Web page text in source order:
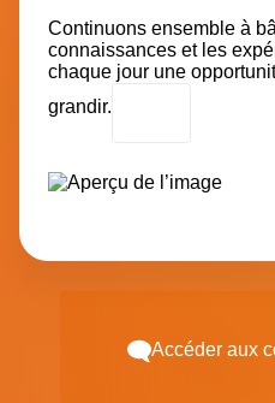
Continuons ensemble à
connaissances et les
chaque jour une
grandir.
Accéder aux